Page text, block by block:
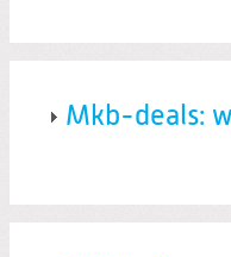
Mkb-deals: